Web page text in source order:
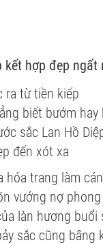
kết hợp đẹp ngất
ra từ tiền kiếp
biết bướm hay
sắc Lan Hồ
đến xót xa
hóa trang làm
vướng nợ
làn hương buổi
sắc cũng bâng